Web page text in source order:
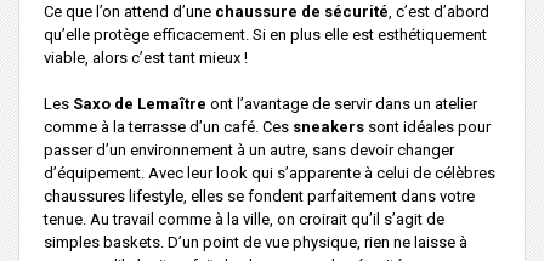
Ce que l’on attend d’une chaussure de sécurité , c’est d’abord
qu’elle protège efficacement. Si en plus elle est esthétiquement
viable, alors c’est tant mieux !
Les Saxo de Lemaître ont l’avantage de servir dans un atelier
comme à la terrasse d’un café. Ces sneakers sont idéales pour
passer d’un environnement à un autre, sans devoir changer
d’équipement. Avec leur look qui s’apparente à celui de célèbres
chaussures lifestyle, elles se fondent parfaitement dans votre
tenue. Au travail comme à la ville, on croirait qu’il s’agit de
simples baskets. D’un point de vue physique, rien ne laisse à